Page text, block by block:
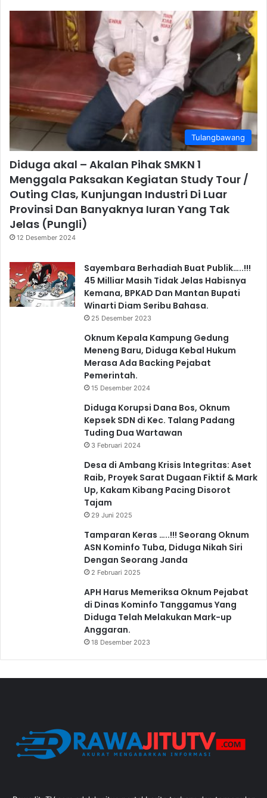
Tulangbawang
Diduga akal – Akalan Pihak SMKN 1
Menggala Paksakan Kegiatan Study Tour /
Outing Clas, Kunjungan Industri Di Luar
Provinsi Dan Banyaknya Iuran Yang Tak
Jelas (Pungli)
12 Desember 2024
Sayembara Berhadiah Buat Publik…..!!!
45 Milliar Masih Tidak Jelas Habisnya
Kemana, BPKAD Dan Mantan Bupati
Winarti Diam Seribu Bahasa.
25 Desember 2023
Oknum Kepala Kampung Gedung
Meneng Baru, Diduga Kebal Hukum
Merasa Ada Backing Pejabat
Pemerintah.
15 Desember 2024
Diduga Korupsi Dana Bos, Oknum
Kepsek SDN di Kec. Talang Padang
Tuding Dua Wartawan
3 Februari 2024
Desa di Ambang Krisis Integritas: Aset
Raib, Proyek Sarat Dugaan Fiktif & Mark
Up, Kakam Kibang Pacing Disorot
Tajam
29 Juni 2025
Tamparan Keras …..!!! Seorang Oknum
ASN Kominfo Tuba, Diduga Nikah Siri
Dengan Seorang Janda
2 Februari 2025
APH Harus Memeriksa Oknum Pejabat
di Dinas Kominfo Tanggamus Yang
Diduga Telah Melakukan Mark-up
Anggaran.
18 Desember 2023